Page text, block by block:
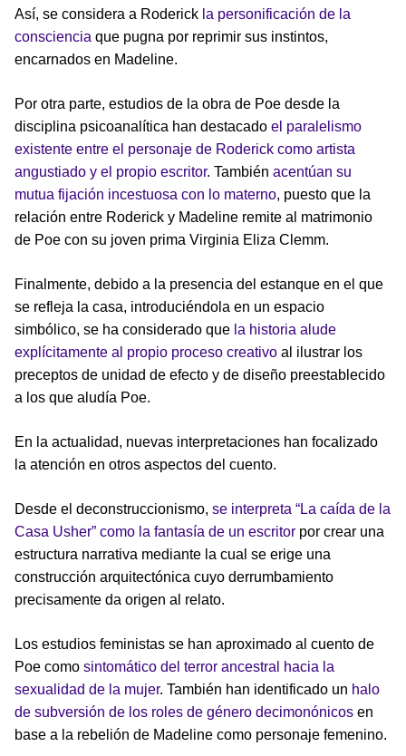
Así, se considera a Roderick la personificación de la
consciencia que pugna por reprimir sus instintos,
encarnados en Madeline.
Por otra parte, estudios de la obra de Poe desde la
disciplina psicoanalítica han destacado el paralelismo
existente entre el personaje de Roderick como artista
angustiado y el propio escritor. También acentúan su
mutua fijación incestuosa con lo materno, puesto que la
relación entre Roderick y Madeline remite al matrimonio
de Poe con su joven prima Virginia Eliza Clemm.
Finalmente, debido a la presencia del estanque en el que
se refleja la casa, introduciéndola en un espacio
simbólico, se ha considerado que la historia alude
explícitamente al propio proceso creativo al ilustrar los
preceptos de unidad de efecto y de diseño preestablecido
a los que aludía Poe.
En la actualidad, nuevas interpretaciones han focalizado
la atención en otros aspectos del cuento.
Desde el deconstruccionismo, se interpreta “La caída de la
Casa Usher” como la fantasía de un escritor por crear una
estructura narrativa mediante la cual se erige una
construcción arquitectónica cuyo derrumbamiento
precisamente da origen al relato.
Los estudios feministas se han aproximado al cuento de
Poe como sintomático del terror ancestral hacia la
sexualidad de la mujer. También han identificado un halo
de subversión de los roles de género decimonónicos en
base a la rebelión de Madeline como personaje femenino.